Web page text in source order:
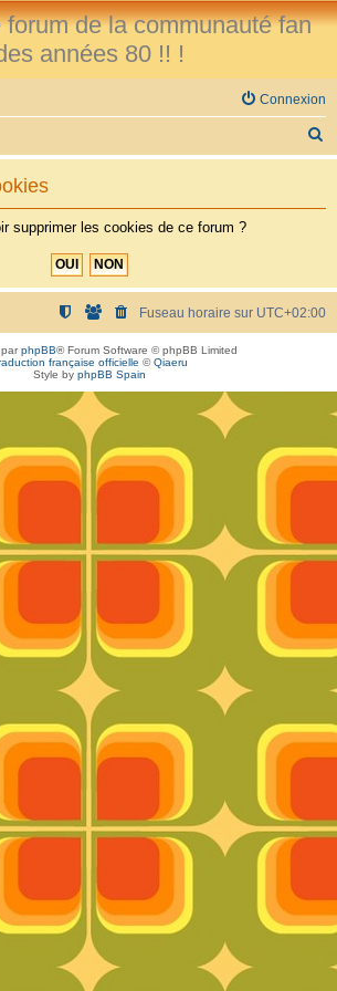
de la communauté fan
années 80 !! !
Connexion
e
h
r
supprimer les cookies de ce forum ?
Fuseau horaire sur UTC+02:00
parphpBB® Forum Software © phpBB Limited
française officielle ©Qiaeru
Style by phpBB Spain